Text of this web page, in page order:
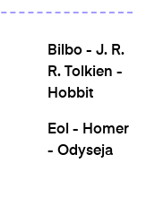
Bilbo - J. R.
R. Tolkien -
Hobbit
Eol - Homer
- Odyseja